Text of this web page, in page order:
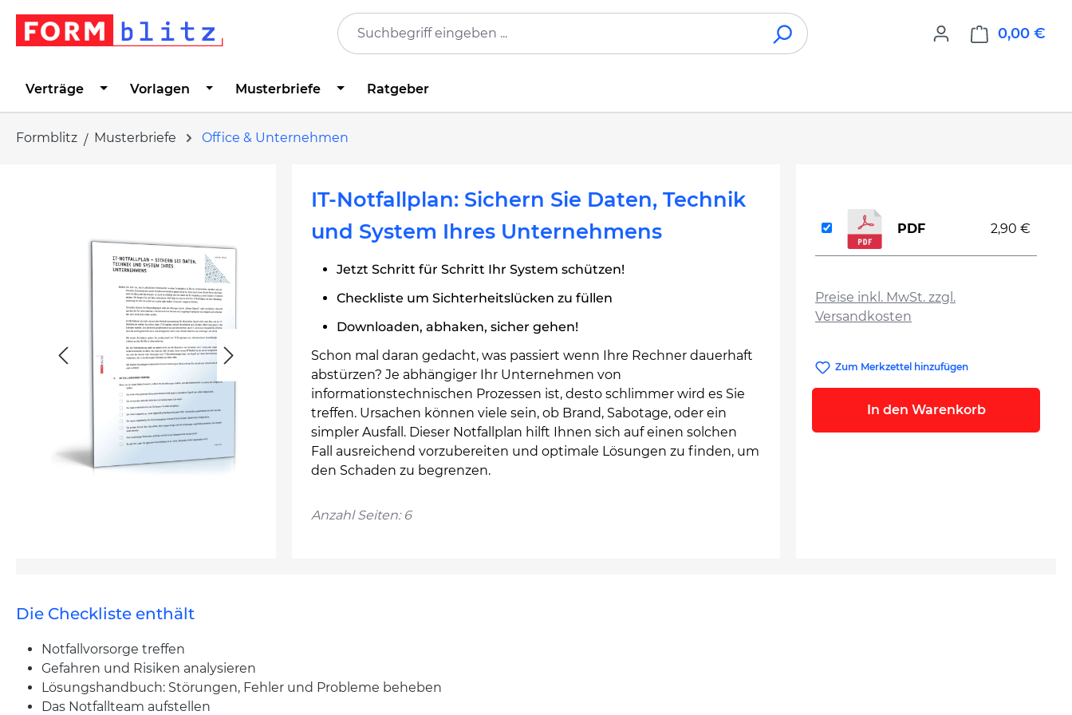
Zur Hauptnavigation springen
0,00 €
Verträge Vorlagen Musterbriefe Ratgeber
Formblitz Musterbriefe Office & Unternehmen
IT-Notfallplan: Sichern Sie Daten, Technik
und System Ihres Unternehmens
Jetzt Schritt für Schritt Ihr System schützen!
Checkliste um Sichterheitslücken zu füllen
Downloaden, abhaken, sicher gehen!
Schon mal daran gedacht, was passiert wenn Ihre Rechner dauerhaft
abstürzen? Je abhängiger Ihr Unternehmen von
informationstechnischen Prozessen ist, desto schlimmer wird es Sie
treffen. Ursachen können viele sein, ob Brand, Sabotage, oder ein
simpler Ausfall. Dieser Notfallplan hilft Ihnen sich auf einen solchen
Fall ausreichend vorzubereiten und optimale Lösungen zu finden, um
den Schaden zu begrenzen.
Anzahl Seiten: 6
Preise inkl. MwSt. zzgl.
Versandkosten
PDF 2,90 €
Zum Merkzettel hinzufügen
In den Warenkorb
Die Checkliste enthält
Notfallvorsorge treffen
Gefahren und Risiken analysieren
Lösungshandbuch: Störungen, Fehler und Probleme beheben
Das Notfallteam aufstellen